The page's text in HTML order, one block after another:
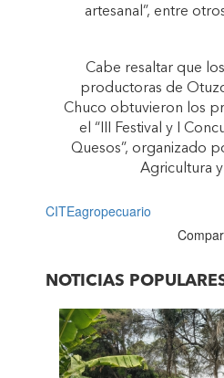
artesanal”, entre
Cabe resaltar que
productoras de
Chuco obtuvieron los
el “III Festival y I
Quesos”, organizado
Agricultura y
CITEagropecuario
NOTICIAS